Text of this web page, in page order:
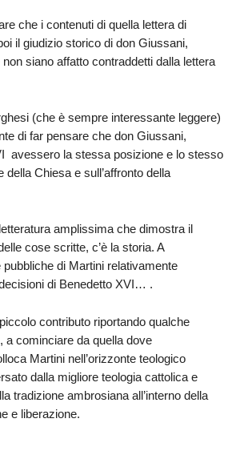
che i contenuti di quella lettera di
il giudizio storico di don Giussani,
siano affatto contraddetti dalla lettera
(che è sempre interessante leggere)
di far pensare che don Giussani,
avessero la stessa posizione e lo stesso
Chiesa e sull’affronto della
amplissima che dimostra il
cose scritte, c’è la storia. A
di Martini relativamente
di Benedetto XVI… .
contributo riportando qualche
a cominciare da quella dove
Martini nell’orizzonte teologico
dalla migliore teologia cattolica e
tradizione ambrosiana all’interno della
e liberazione.